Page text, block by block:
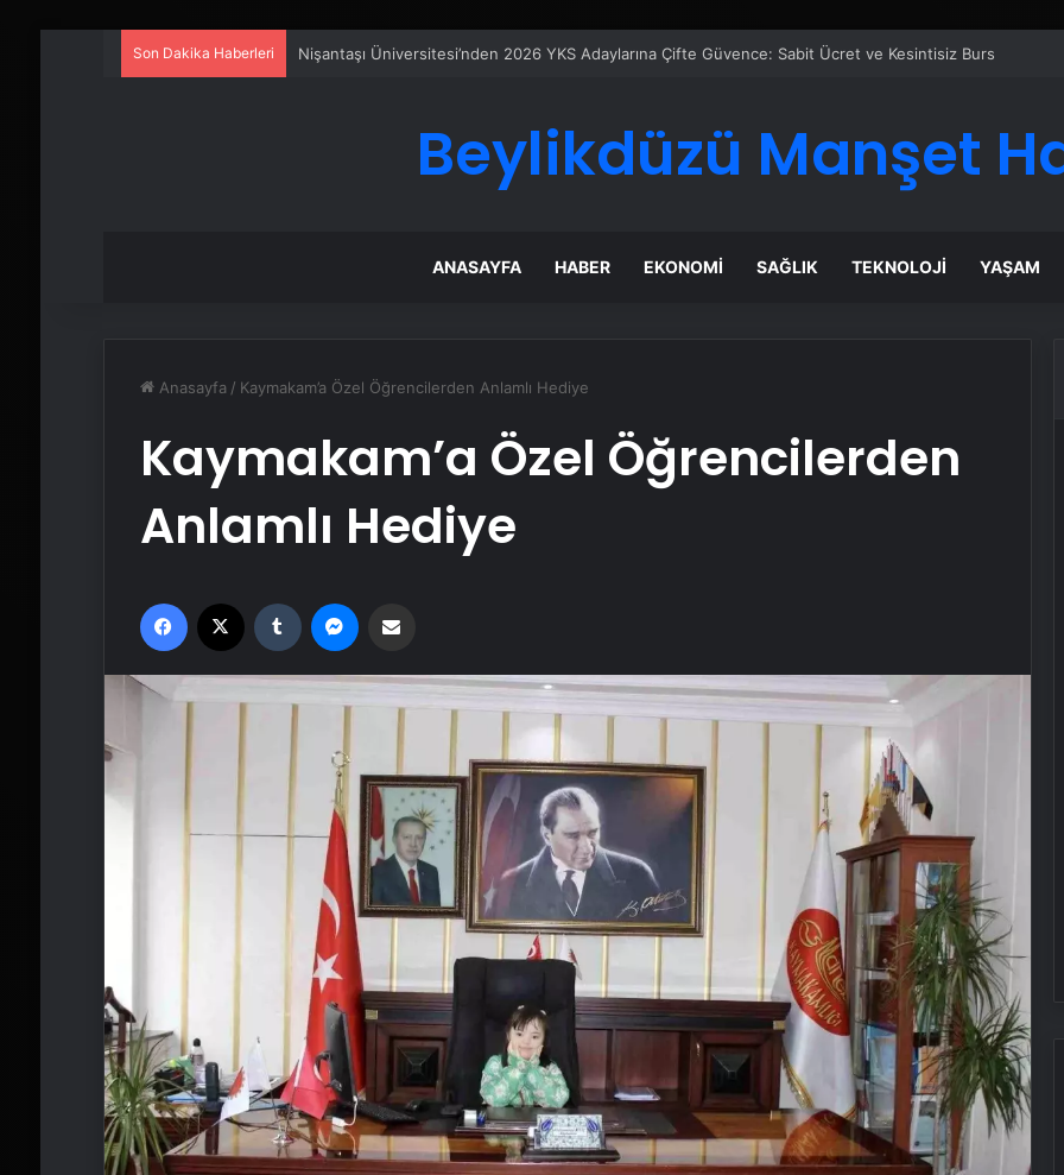
Son Dakika Haberleri Ankara rent a car
Beylikdüzü Manşet
ANASAYFA HABER EKONOMI SAĞLIK TEKNOLOJI YAŞAM
Anasayfa / Kaymakam’a Özel Öğrencilerden Anlamlı Hediye
Kaymakam’a Özel Öğrencilerden
Anlamlı Hediye
Facebook Tumblr